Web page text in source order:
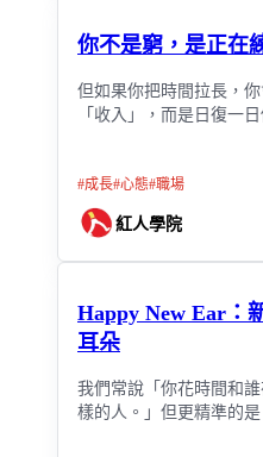
你不是窮，是正在
但如果你把時間拉長，
「收入」，而是日復一
#成長#心態#職場
紅人學院
Happy New Ear：
耳朵
我們常說「你花時間和
樣的人。」但更精準的